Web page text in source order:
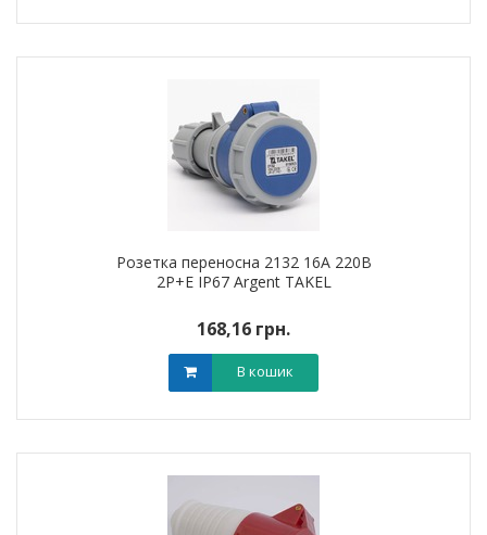
Розетка переносна 2132 16А 220В
2Р+Е IP67 Argent TAKEL
168,16 грн.
В кошик